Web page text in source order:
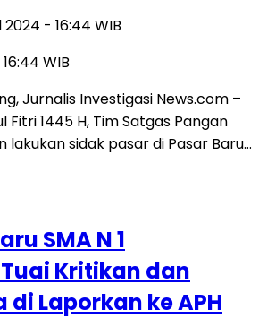
2024 - 16:44 WIB
WIB
Jurnalis Investigasi News.com –
Fitri 1445 H, Tim Satgas Pangan
lakukan sidak pasar di Pasar Baru…
SMA N 1
Kritikan dan
di Laporkan ke APH